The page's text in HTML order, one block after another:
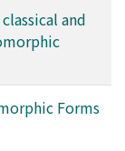
and
Forms